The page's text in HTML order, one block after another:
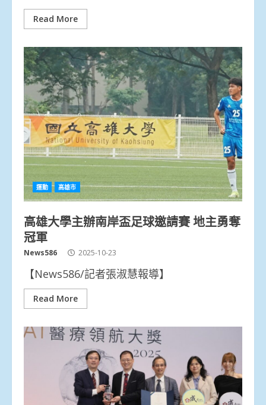
Read More
運動 高雄市
高雄大學主辦南岸盃足球邀請賽 地主勇奪
冠軍
News586 2025-10-23
【News586/記者張淑慧報導】
Read More